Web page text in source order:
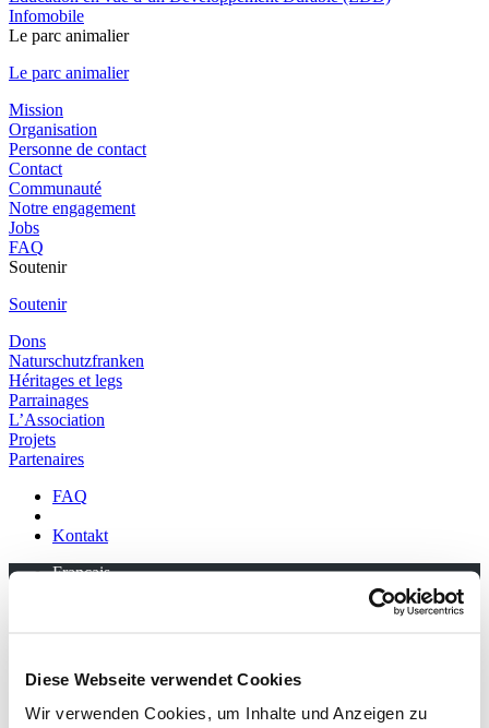
Diese Webseite verwendet Cookies
Wir verwenden Cookies, um Inhalte und Anzeigen zu
Infomobile
Le parc animalier
Le parc animalier
Mission
Organisation
Personne de contact
Contact
Communauté
Notre engagement
Jobs
FAQ
Soutenir
Soutenir
Dons
Naturschutzfranken
Héritages et legs
Parrainages
L’Association
Projets
Partenaires
FAQ
Kontakt
Français
Anreise
Veranstaltungen